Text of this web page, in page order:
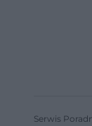
Serwis